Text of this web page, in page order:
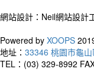
網站設計：Neil網站設計
Powered by XOOPS
地址： 33346 桃園市龜
TEL：(03) 329-8992